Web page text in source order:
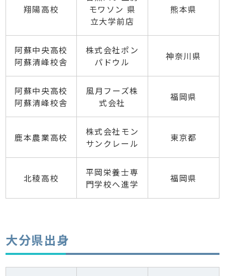
翔陽高校
モワソン 県
立大学前店
熊本県
阿蘇中央高校
阿蘇清峰校舎
株式会社ポン
パドウル
神奈川県
阿蘇中央高校
阿蘇清峰校舎
風月フーズ株
式会社
福岡県
鹿本農業高校
株式会社モン
サンクレール
東京都
北稜高校
平岡栄養士専
門学校へ進学
福岡県
大分県出身